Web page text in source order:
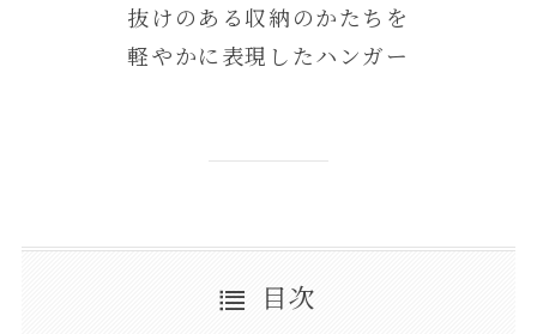
抜けのある収納のかたちを
軽やかに表現したハンガー
目次